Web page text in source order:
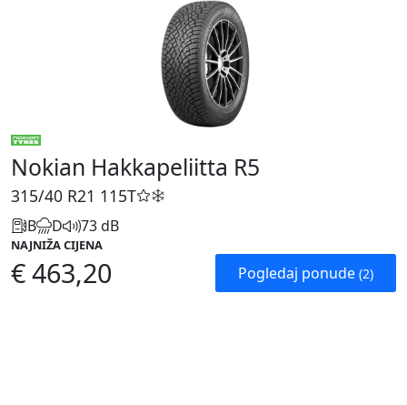
Nokian Hakkapeliitta R5
315/40 R21 115T
B D 73 dB
NAJNIŽA CIJENA
€ 463,20 Pogledaj ponude (2)